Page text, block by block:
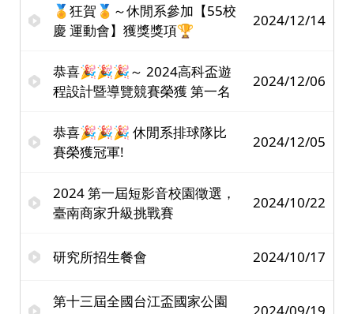
🏅狂賀🏅～休閒系參加【55校
慶 運動會】獲獎獎項🏆
2024/12/14
恭喜🎉🎉🎉～ 2024高科盃遊
程設計暨導覽競賽榮獲 第一名
2024/12/06
恭喜🎉🎉🎉 休閒系排球隊比
賽榮獲冠軍!
2024/12/05
2024 第一屆短影音校園徵選，
臺南商家升級挑戰賽
2024/10/22
研究所招生餐會 2024/10/17
第十三屆全國台江盃國家公園